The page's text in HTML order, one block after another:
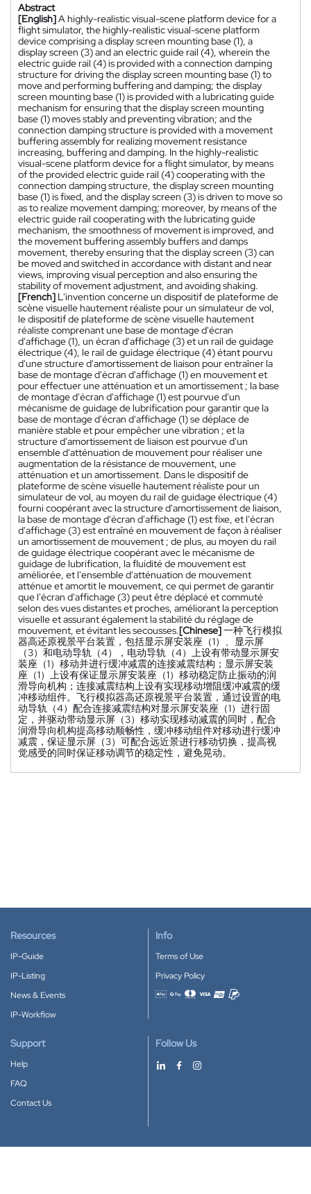
Abstract
[English]A highly-realistic visual-scene platform device for a
flight simulator, the highly-realistic visual-scene platform
device comprising a display screen mounting base (1), a
display screen (3) and an electric guide rail (4), wherein the
electric guide rail (4) is provided with a connection damping
structure for driving the display screen mounting base (1) to
move and performing buffering and damping; the display
screen mounting base (1) is provided with a lubricating guide
mechanism for ensuring that the display screen mounting
base (1) moves stably and preventing vibration; and the
connection damping structure is provided with a movement
buffering assembly for realizing movement resistance
increasing, buffering and damping. In the highly-realistic
visual-scene platform device for a flight simulator, by means
of the provided electric guide rail (4) cooperating with the
connection damping structure, the display screen mounting
base (1) is fixed, and the display screen (3) is driven to move so
as to realize movement damping; moreover, by means of the
electric guide rail cooperating with the lubricating guide
mechanism, the smoothness of movement is improved, and
the movement buffering assembly buffers and damps
movement, thereby ensuring that the display screen (3) can
be moved and switched in accordance with distant and near
views, improving visual perception and also ensuring the
stability of movement adjustment, and avoiding shaking.
[French] L'invention concerne un dispositif de plateforme de
scène visuelle hautement réaliste pour un simulateur de vol,
le dispositif de plateforme de scène visuelle hautement
réaliste comprenant une base de montage d'écran
d'affichage (1), un écran d'affichage (3) et un rail de guidage
électrique (4), le rail de guidage électrique (4) étant pourvu
d'une structure d'amortissement de liaison pour entraîner la
base de montage d'écran d'affichage (1) en mouvement et
pour effectuer une atténuation et un amortissement ; la base
de montage d'écran d'affichage (1) est pourvue d'un
mécanisme de guidage de lubrification pour garantir que la
base de montage d'écran d'affichage (1) se déplace de
manière stable et pour empêcher une vibration ; et la
structure d'amortissement de liaison est pourvue d'un
ensemble d'atténuation de mouvement pour réaliser une
augmentation de la résistance de mouvement, une
atténuation et un amortissement. Dans le dispositif de
plateforme de scène visuelle hautement réaliste pour un
simulateur de vol, au moyen du rail de guidage électrique (4)
fourni coopérant avec la structure d'amortissement de liaison,
la base de montage d'écran d'affichage (1) est fixe, et l'écran
d'affichage (3) est entraîné en mouvement de façon à réaliser
un amortissement de mouvement ; de plus, au moyen du rail
de guidage électrique coopérant avec le mécanisme de
guidage de lubrification, la fluidité de mouvement est
améliorée, et l'ensemble d'atténuation de mouvement
atténue et amortit le mouvement, ce qui permet de garantir
que l'écran d'affichage (3) peut être déplacé et commuté
selon des vues distantes et proches, améliorant la perception
visuelle et assurant également la stabilité du réglage de
mouvement, et évitant les secousses.[Chinese]一种飞行模拟
器高还原视景平台装置，包括显示屏安装座（1）、显示屏
（3）和电动导轨（4），电动导轨（4）上设有带动显示屏安
装座（1）移动并进行缓冲减震的连接减震结构；显示屏安装
座（1）上设有保证显示屏安装座（1）移动稳定防止振动的润
滑导向机构；连接减震结构上设有实现移动增阻缓冲减震的缓
冲移动组件。飞行模拟器高还原视景平台装置，通过设置的电
动导轨（4）配合连接减震结构对显示屏安装座（1）进行固
定，并驱动带动显示屏（3）移动实现移动减震的同时，配合
润滑导向机构提高移动顺畅性，缓冲移动组件对移动进行缓冲
减震，保证显示屏（3）可配合远近景进行移动切换，提高视
觉感受的同时保证移动调节的稳定性，避免晃动。
Resources
IP-Guide
IP-Listing
News & Events
IP-Workflow
Info
Terms of Use
Privacy Policy
Accepted payment methods
Support
Help
FAQ
Contact Us
Follow Us